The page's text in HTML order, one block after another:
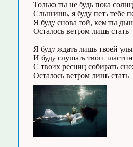
Только ты не будь пока
Слышишь, я буду петь тебе
Я буду снова той, кем ты
Осталось ветром лишь стать
Я буду ждать лишь твоей
И буду слушать твои
С твоих ресниц собирать
Осталось ветром лишь стать